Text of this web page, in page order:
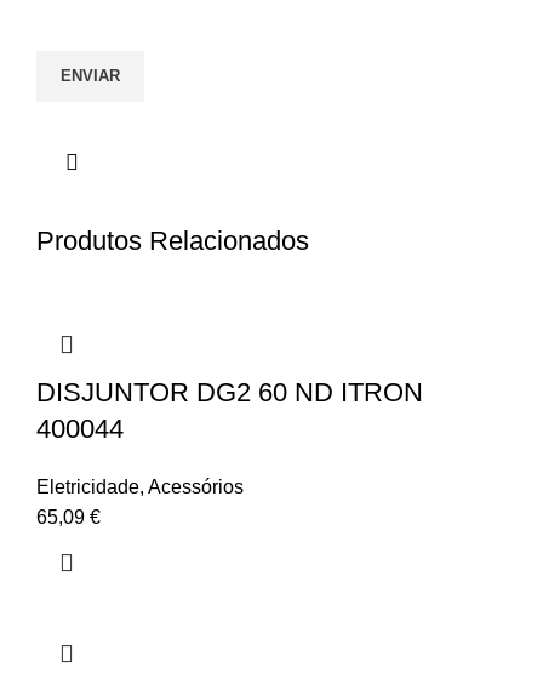
Produtos Relacionados
DISJUNTOR DG2 60 ND ITRON
400044
Eletricidade, Acessórios
65,09 €